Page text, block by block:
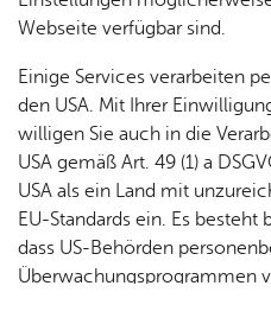
chen­
markt
Mit­tei­
lungs­
blatt
Fe­ri­
en­
Ge­
schic
h­te
ben
da
Ver­an­stal­tungs­ort
Rotach-Hal­le Ai­lin­gen
Webseite verfügbar sind.
Einige Services verarbeiten
den USA. Mit Ihrer
willigen Sie auch in die
USA gemäß Art. 49 (1) a
USA als ein Land mit
EU-Standards ein. Es besteht
dass US-Behörden
Überwachungsprogrammen